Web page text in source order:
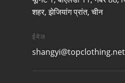
शहर, झेजियांग प्रांत, चीन
ईमेल
shangyi@topclothing.net